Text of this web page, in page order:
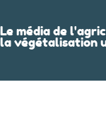
Le média de
la végétalisation